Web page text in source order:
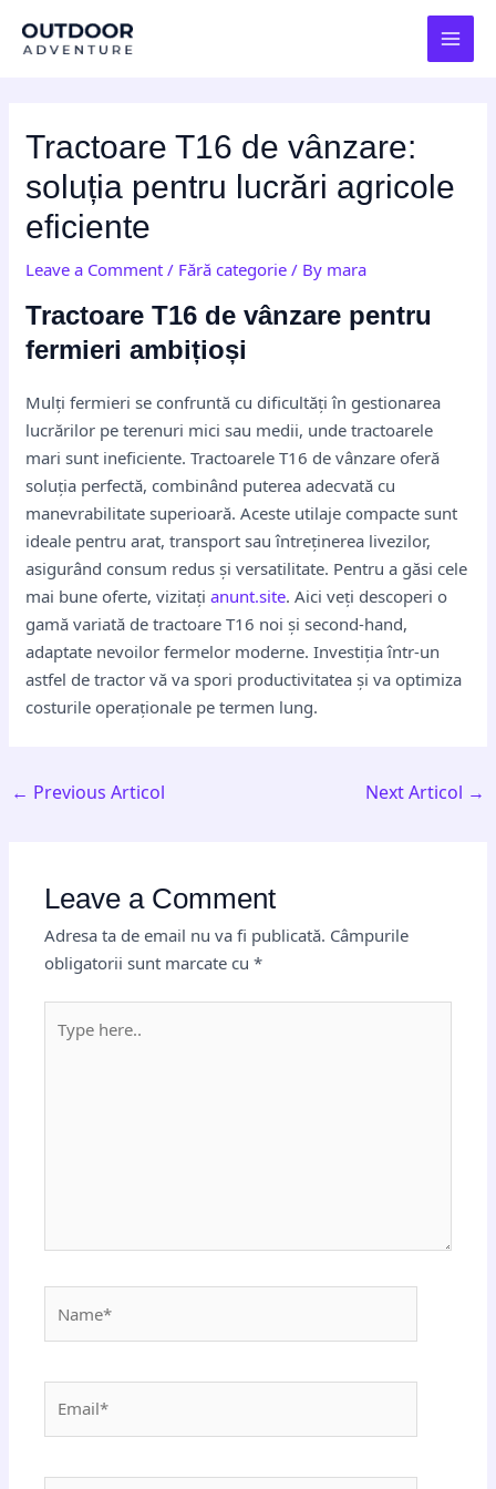
Tractoare T16 de vânzare:
soluția pentru lucrări agricole
eficiente
Leave a Comment / Fără categorie / By mara
Tractoare T16 de vânzare pentru
fermieri ambițioși
Mulți fermieri se confruntă cu dificultăți în gestionarea
lucrărilor pe terenuri mici sau medii, unde tractoarele
mari sunt ineficiente. Tractoarele T16 de vânzare oferă
soluția perfectă, combinând puterea adecvată cu
manevrabilitate superioară. Aceste utilaje compacte sunt
ideale pentru arat, transport sau întreținerea livezilor,
asigurând consum redus și versatilitate. Pentru a găsi cele
mai bune oferte, vizitațianunt.site. Aici veți descoperi o
gamă variată de tractoare T16 noi și second-hand,
adaptate nevoilor fermelor moderne. Investiția într-un
astfel de tractor vă va spori productivitatea și va optimiza
costurile operaționale pe termen lung.
navigation
← Previous Articol Next Articol →
Leave a Comment
Adresa ta de email nu va fi publicată. Câmpurile
obligatorii sunt marcate cu*
here..